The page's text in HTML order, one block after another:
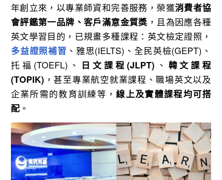
年創立來，以專業師資和完善服務，榮獲消費者協
會評鑑第一品牌、客戶滿意金質獎 ，且為因應各種
英文學習目的，已規畫多種課程：英文檢定證照，
多益證照補習 、雅思(IELTS)、全民英檢(GEPT)、
托福(TOEFL)、 日文課程(JLPT) 、 韓文課程
(TOPIK) ，甚至專業航空就業課程、職場英文以及
企業所需的教育訓練等，線上及實體課程均可搭
配。